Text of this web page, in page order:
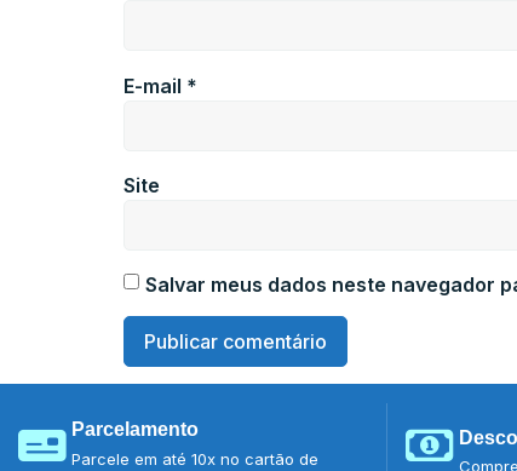
E-mail *
Site
Salvar meus dados neste navegador
Parcelamento
Parcele em até 10x no cartão de